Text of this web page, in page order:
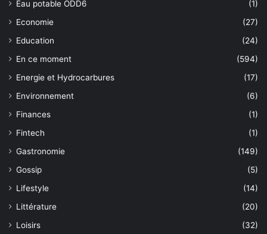
Eau potable ODD6
(1)
Economie
(27)
Education
(24)
En ce moment
(594)
Energie et Hydrocarbures
(17)
Environnement
(6)
Finances
(1)
Fintech
(1)
Gastronomie
(149)
Gossip
(5)
Lifestyle
(14)
Littérature
(20)
Loisirs
(32)